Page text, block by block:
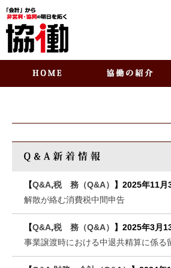
【Q&A,税 務（Q&A） 】 2025年11月
解散が絡む消費税中間申告
【Q&A,税 務（Q&A） 】 2025年3月
事業譲渡時における中退共精算に係る